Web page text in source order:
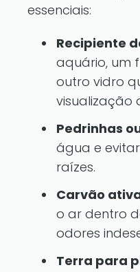
essenciais:
Recipiente
aquário, um
outro vidro
visualização
Pedrinhas
água e
raízes.
Carvão
o ar dentro
odores
Terra para